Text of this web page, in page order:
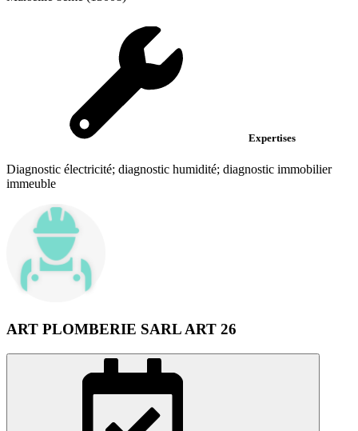
Expertises
Diagnostic électricité; diagnostic humidité; diagnostic immobilier
immeuble
ART PLOMBERIE SARL ART 26